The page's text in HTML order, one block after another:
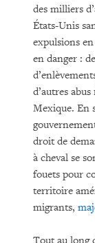
des milliers
États-Unis
expulsions
en danger :
d’autres
Mexique. En
droit de
à cheval se
fouets pour
territoire
migrants,